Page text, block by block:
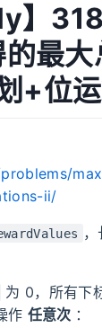
】
最大
+位
ii/
，
为 0，所有下
作 任意次 ：